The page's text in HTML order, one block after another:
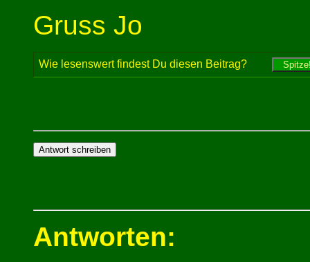
Gruss Jo
Wie lesenswert findest Du diesen Beitrag?
Antworten: